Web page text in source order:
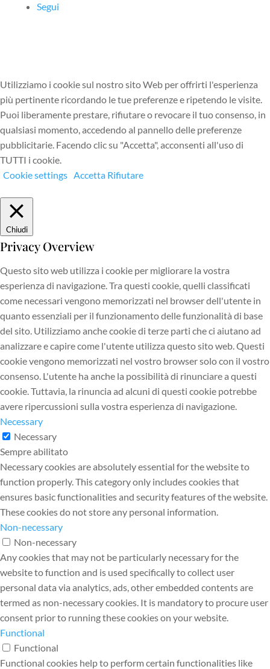
Segui
Utilizziamo i cookie sul nostro sito Web per offrirti l'esperienza
più pertinente ricordando le tue preferenze e ripetendo le visite.
Puoi liberamente prestare, rifiutare o revocare il tuo consenso, in
qualsiasi momento, accedendo al pannello delle preferenze
pubblicitarie. Facendo clic su "Accetta", acconsenti all'uso di
TUTTI i cookie.
Cookie settings Accetta Rifiutare
Chiudi
Privacy Overview
Questo sito web utilizza i cookie per migliorare la vostra
esperienza di navigazione. Tra questi cookie, quelli classificati
come necessari vengono memorizzati nel browser dell'utente in
quanto essenziali per il funzionamento delle funzionalità di base
del sito. Utilizziamo anche cookie di terze parti che ci aiutano ad
analizzare e capire come l'utente utilizza questo sito web. Questi
cookie vengono memorizzati nel vostro browser solo con il vostro
consenso. L'utente ha anche la possibilità di rinunciare a questi
cookie. Tuttavia, la rinuncia ad alcuni di questi cookie potrebbe
avere ripercussioni sulla vostra esperienza di navigazione.
Necessary
Necessary
Sempre abilitato
Necessary cookies are absolutely essential for the website to
function properly. This category only includes cookies that
ensures basic functionalities and security features of the website.
These cookies do not store any personal information.
Non-necessary
Non-necessary
Any cookies that may not be particularly necessary for the
website to function and is used specifically to collect user
personal data via analytics, ads, other embedded contents are
termed as non-necessary cookies. It is mandatory to procure user
consent prior to running these cookies on your website.
Functional
Functional
Functional cookies help to perform certain functionalities like